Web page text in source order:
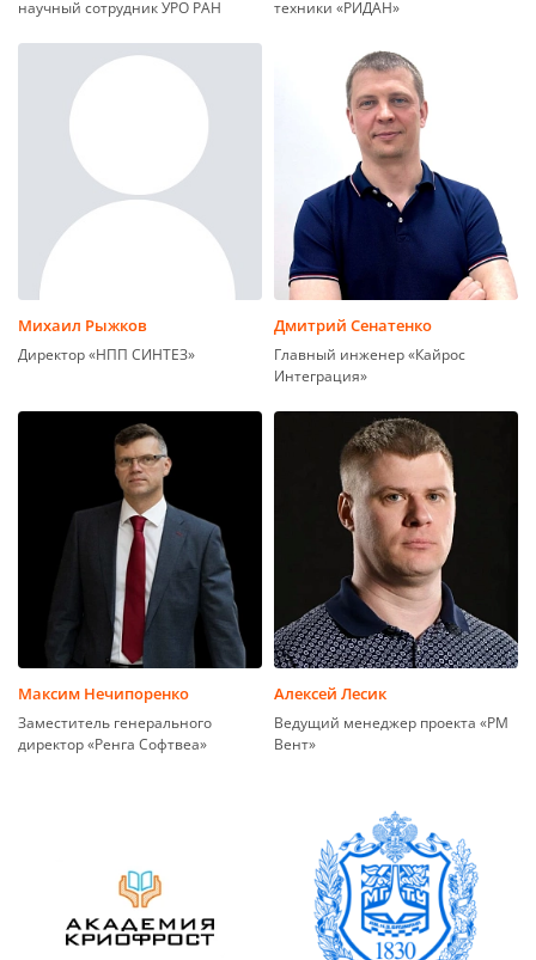
научный сотрудник УРО РАН техники «РИДАН»
Михаил Рыжков
Директор «НПП СИНТЕЗ»
Дмитрий Сенатенко
Главный инженер «Кайрос
Интеграция»
Максим Нечипоренко
Заместитель генерального
директор «Ренга Софтвеа»
Алексей Лесик
Ведущий менеджер проекта «РМ
Вент»